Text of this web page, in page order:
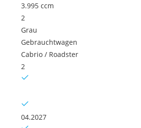
3.995 ccm
2
Grau
Gebrauchtwagen
Cabrio / Roadster
2
04.2027